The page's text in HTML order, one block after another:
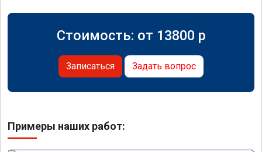
Стоимость: от 13800 p
Записаться Задать вопрос
Примеры наших работ: